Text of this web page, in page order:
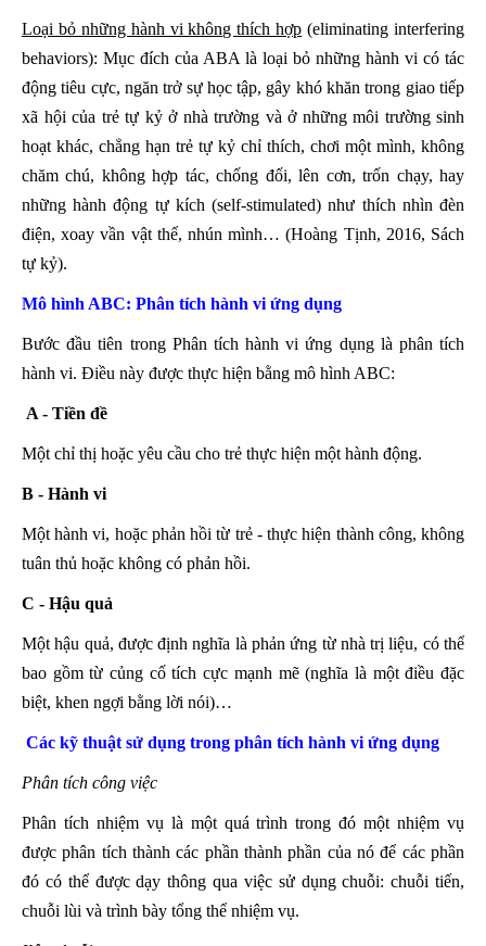
Loại bỏ những hành vi không thích hợp (eliminating interfering
behaviors): Mục đích của ABA là loại bỏ những hành vi có tác
động tiêu cực, ngăn trở sự học tập, gây khó khăn trong giao tiếp
xã hội của trẻ tự kỷ ở nhà trường và ở những môi trường sinh
hoạt khác, chẳng hạn trẻ tự kỷ chỉ thích, chơi một mình, không
chăm chú, không hợp tác, chống đối, lên cơn, trốn chạy, hay
những hành động tự kích (self-stimulated) như thích nhìn đèn
điện, xoay vần vật thể, nhún mình… (Hoàng Tịnh, 2016, Sách
tự kỷ).
Mô hình ABC: Phân tích hành vi ứng dụng
Bước đầu tiên trong Phân tích hành vi ứng dụng là phân tích
hành vi. Điều này được thực hiện bằng mô hình ABC:
A - Tiền đề
Một chỉ thị hoặc yêu cầu cho trẻ thực hiện một hành động.
B - Hành vi
Một hành vi, hoặc phản hồi từ trẻ - thực hiện thành công, không
tuân thủ hoặc không có phản hồi.
C - Hậu quả
Một hậu quả, được định nghĩa là phản ứng từ nhà trị liệu, có thể
bao gồm từ củng cố tích cực mạnh mẽ (nghĩa là một điều đặc
biệt, khen ngợi bằng lời nói)…
Các kỹ thuật sử dụng trong phân tích hành vi ứng dụng
Phân tích công việc
Phân tích nhiệm vụ là một quá trình trong đó một nhiệm vụ
được phân tích thành các phần thành phần của nó để các phần
đó có thể được dạy thông qua việc sử dụng chuỗi: chuỗi tiến,
chuỗi lùi và trình bày tổng thể nhiệm vụ.